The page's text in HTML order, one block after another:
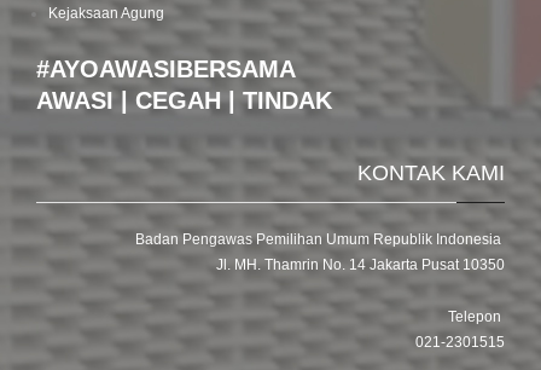
Kejaksaan Agung
#AYOAWASIBERSAMA
AWASI | CEGAH | TINDAK
KONTAK KAMI
Badan Pengawas Pemilihan Umum Republik Indonesia
Jl. MH. Thamrin No. 14 Jakarta Pusat 10350
Telepon
021-2301515